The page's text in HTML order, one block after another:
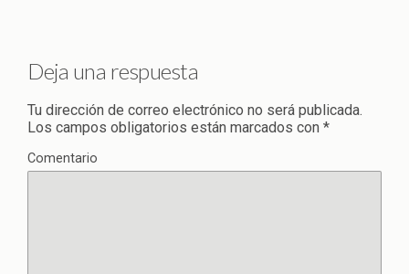
Deja una respuesta
Tu dirección de correo electrónico no será publicada.
Los campos obligatorios están marcados con *
Comentario